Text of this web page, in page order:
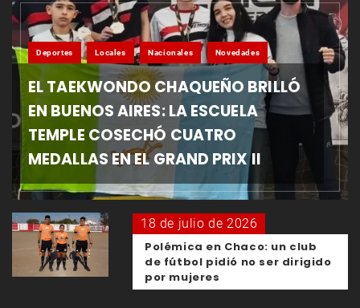
Deportes Locales Nacionales Novedades
EL TAEKWONDO CHAQUEÑO BRILLÓ
EN BUENOS AIRES: LA ESCUELA
TEMPLE COSECHÓ CUATRO
MEDALLAS EN EL GRAND PRIX II
18 de julio de 2026
Polémica en Chaco: un club
de fútbol pidió no ser dirigido
por mujeres